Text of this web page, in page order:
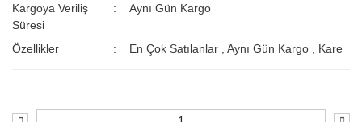
Kargoya Veriliş
Süresi
Aynı Gün Kargo
Özellikler En Çok Satılanlar ,Aynı Gün Kargo Kare